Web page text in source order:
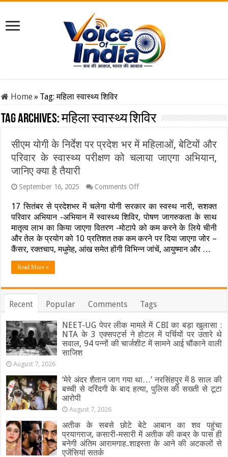
Home» Tag:महिला स्वास्थ्य शिविर
Tag Archives:महिला स्वास्थ्य शिविर
सीएम योगी के निर्देश पर प्रदेश भर में महिलाओं, बेटियों और
परिवार के स्वास्थ्य परीक्षण को चलाया जाएगा अभियान,
जानिए क्या है तैयारी
September 16, 2025 Comments Offon
योगी
के
निर्देश
पर
प्रदेश
भर
परिवार
स्वास्थ्य
को
चलाया
जाएगा
है
तैयारी
17 सितंबर से प्रदेशभर में चलेगा योगी सरकार का स्वस्थ नारी, सशक्त
परिवार अभियान -अभियान में स्वास्थ्य शिविर, पोषण जागरुकता के साथ
मातृत्व लाभ का किया जाएगा वितरण -मोटापे को कम करने के लिये चीनी
और तेल के प्रयोग को 10 प्रतिशत तक कम करने पर दिया जाएगा जोर –
कैंसर, रक्तचाप, मधुमेह, आंख समेत होंगी विभिन्न जांचें, आयुष्मान और …
Read More »
Recent Popular Comments Tags
NEET-UG पेपर लीक मामले में CBI का बड़ा खुलासा :
NTA के 3 एक्सपर्ट्स ने होटल में पर्चियों पर उतारे थे
सवाल, 94 पन्नों की चार्जशीट में सामने आई चौंकाने वाली
साजिश
August 7, 2026
‘मेरे अंदर शैतान जाग गया था…’ नरसिंहपुर में 8 साल की
बच्ची से दरिंदगी के बाद हत्या, पुलिस की सख्ती से टूटा
आरोपी
August 7, 2026
अतीक के सबसे छोटे बेटे आबान का शव पहुंचा
प्रयागराज, कसारी-मसारी में अतीक की कब्र के पास ही
बनेगी अंतिम आरामगाह..शाइस्ता के आने की अटकलों से
एजेंसियां सतर्क